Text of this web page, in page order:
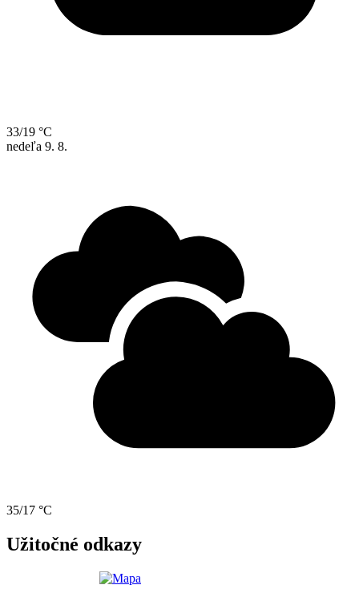
33/19 °C
nedeľa 9. 8.
35/17 °C
Užitočné odkazy